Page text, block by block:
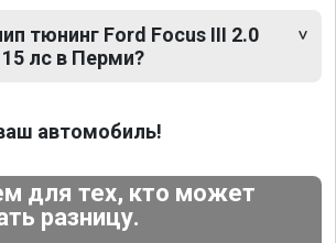
тюнинг Ford Focus III 2.0
лс в Перми?
автомобиль!
для тех, кто может
разницу.